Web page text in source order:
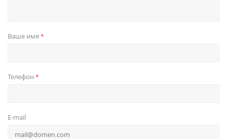
Ваше имя *
Телефон *
E-mail